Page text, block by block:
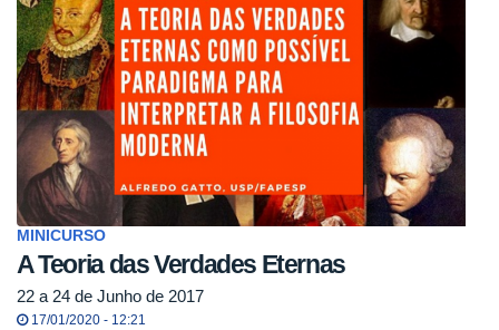
MINICURSO
A Teoria das Verdades Eternas
22 a 24 de Junho de 2017
17/01/2020 - 12:21